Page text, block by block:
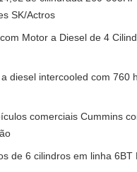
SK/Actros
Motor a Diesel de 4
diesel intercooled com 760
comerciais Cummins
de 6 cilindros em linha 6BT